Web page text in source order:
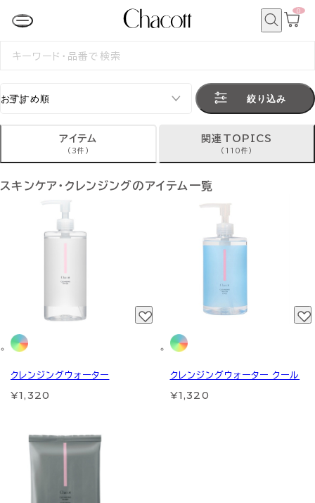
カ
0
検
絞り込み
アイテム
(3件)
関連TOPICS
(110件)
スキンケア・クレンジングのアイテム一覧
クレンジングウォーター
¥1,320
クレンジングウォーター クール
¥1,320